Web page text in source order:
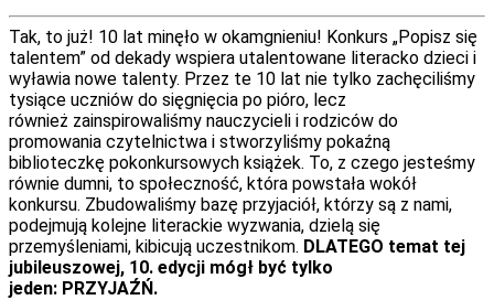
Tak, to już! 10 lat minęło w okamgnieniu! Konkurs „Popisz się
talentem” od dekady wspiera utalentowane literacko dzieci i
wyławia nowe talenty. Przez te 10 lat nie tylko zachęciliśmy
tysiące uczniów do sięgnięcia po pióro, lecz
również zainspirowaliśmy nauczycieli i rodziców do
promowania czytelnictwa i stworzyliśmy pokaźną
biblioteczkę pokonkursowych książek. To, z czego jesteśmy
równie dumni, to społeczność, która powstała wokół
konkursu. Zbudowaliśmy bazę przyjaciół, którzy są z nami,
podejmują kolejne literackie wyzwania, dzielą się
przemyśleniami, kibicują uczestnikom. DLATEGO temat tej
jubileuszowej, 10. edycji mógł być tylko
jeden: PRZYJAŹŃ.